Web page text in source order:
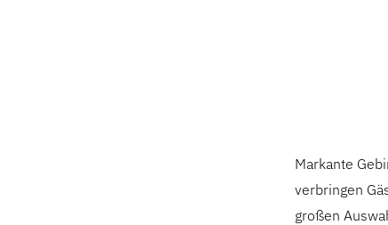
Markante
verbringen
großen